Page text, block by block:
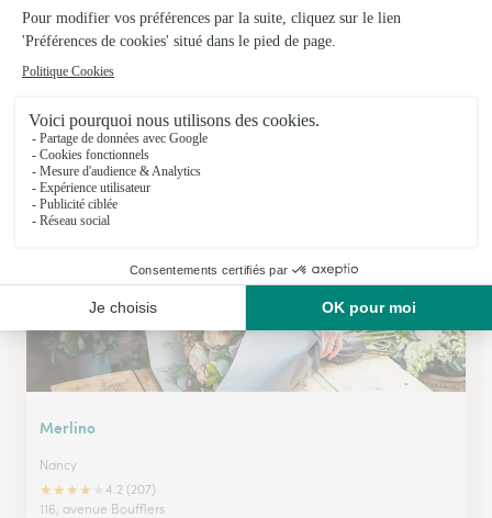
Dupont-Fleurs
Nancy
★★★★★4.4 (104)
86, rue Raymond Poincaré
Voir la boutique
Merlino
Nancy
★★★★
4.2 (207)
116, avenue Boufflers